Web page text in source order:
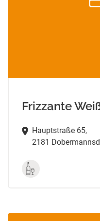
Frizzante
Hauptstraße 65,
2181